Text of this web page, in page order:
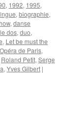
, 1992, 1995,
, biographie,
, danse
dos, duo,
, Let be must the
Opéra de Paris,
Roland Petit, Serge
, Yves Gilbert |